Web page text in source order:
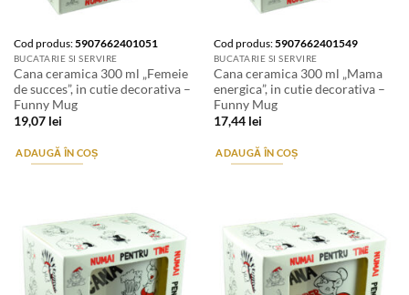
Cod produs:5907662401051
BUCATARIE SI SERVIRE
Cana ceramica 300 ml „Femeie
de succes”, in cutie decorativa –
Funny Mug
19,07 lei
ADAUGĂ ÎN COȘ
Cod produs:5907662401549
BUCATARIE SI SERVIRE
Cana ceramica 300 ml „Mama
energica”, in cutie decorativa –
Funny Mug
17,44 lei
ADAUGĂ ÎN COȘ